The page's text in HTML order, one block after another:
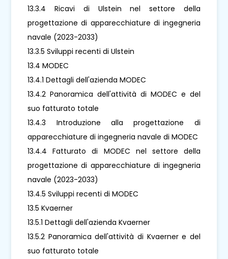
13.3.4 Ricavi di Ulstein nel settore della
progettazione di apparecchiature di ingegneria
navale (2023-2033)
13.3.5 Sviluppi recenti di Ulstein
13.4 MODEC
13.4.1 Dettagli dell'azienda MODEC
13.4.2 Panoramica dell'attività di MODEC e del
suo fatturato totale
13.4.3 Introduzione alla progettazione di
apparecchiature di ingegneria navale di MODEC
13.4.4 Fatturato di MODEC nel settore della
progettazione di apparecchiature di ingegneria
navale (2023-2033)
13.4.5 Sviluppi recenti di MODEC
13.5 Kvaerner
13.5.1 Dettagli dell'azienda Kvaerner
13.5.2 Panoramica dell'attività di Kvaerner e del
suo fatturato totale